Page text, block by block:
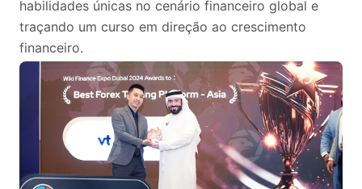
habilidades únicas no cenário financeiro global e
traçando um curso em direção ao crescimento
financeiro.